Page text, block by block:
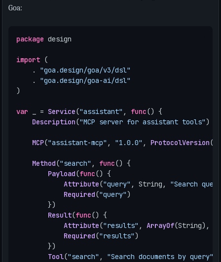
Goa:
package design
import (
.
"goa.design/goa/v3/dsl"
.
"goa.design/goa-ai/dsl"
)
var = Service("assistant" , func() {
Description("MCP server for assistant tools")
MCP("assistant-mcp" , "1.0.0" , ProtocolVersion(
Method("search" , func() {
Payload(func() {
Attribute("query" , String ,
"Search
Required("query")
})
Result(func() {
Attribute("results" , ArrayOf(String),
Required("results")
})
Tool("search" , "Search documents by query"